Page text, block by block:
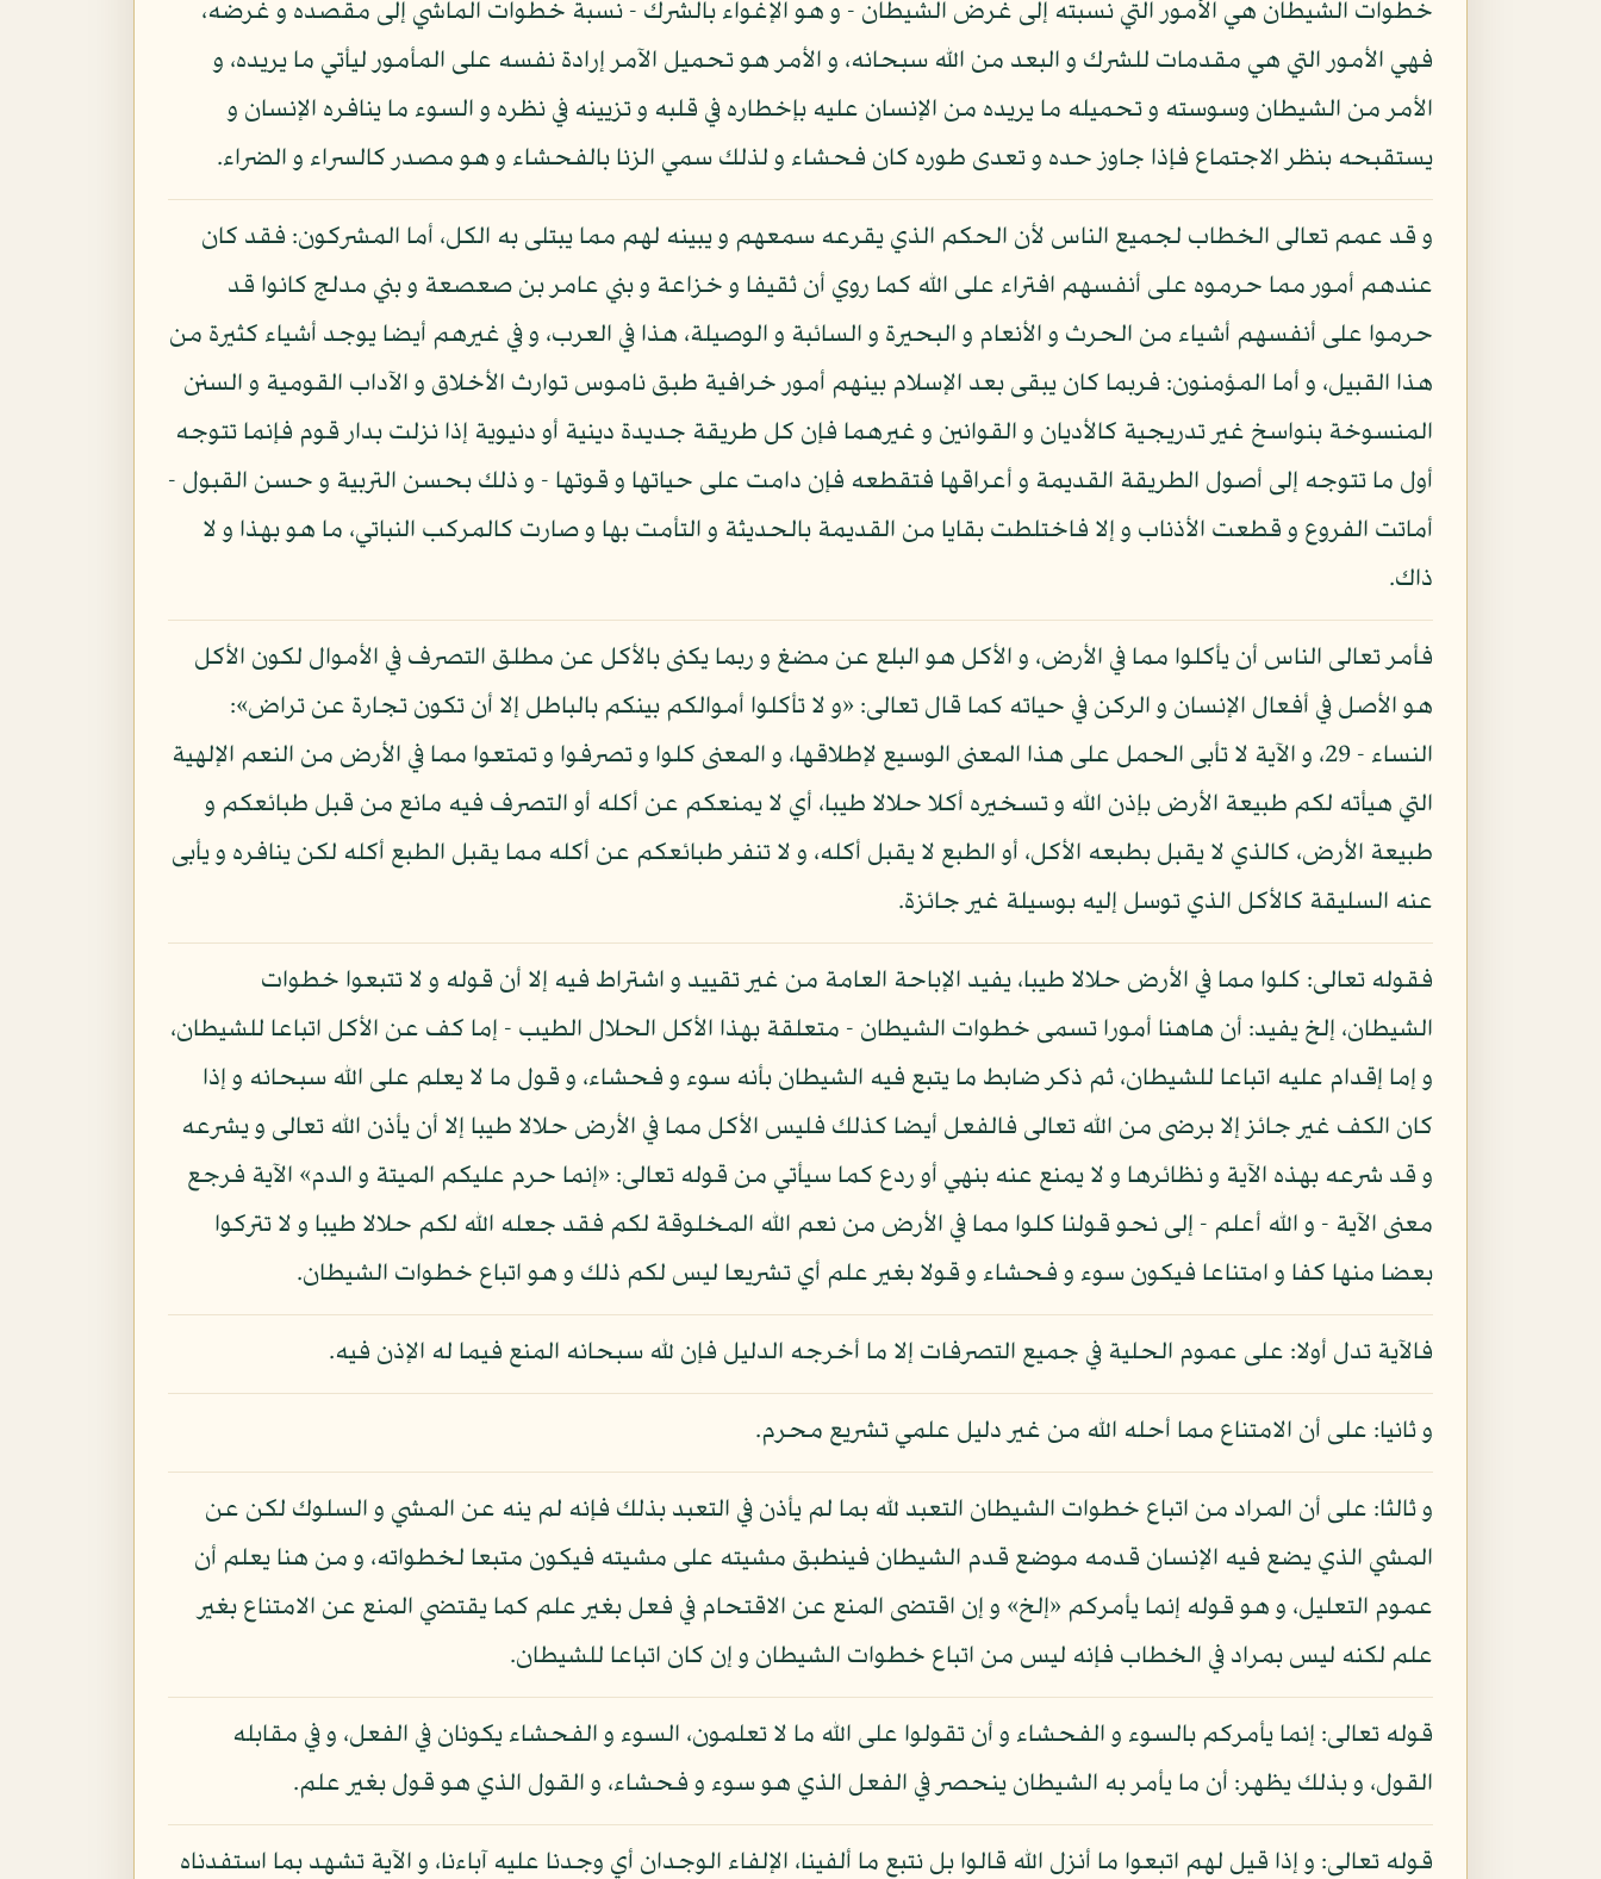
خطوات الشيطان هي الأمور التي نسبته إلى غرض الشيطان - و هو الإغواء بالشرك - نسبة خطوات الماشي إلى مقصده و غرضه،
فهي الأمور التي هي مقدمات للشرك و البعد من الله سبحانه، و الأمر هو تحميل الآمر إرادة نفسه على المأمور ليأتي ما يريده، و
الأمر من الشيطان وسوسته و تحميله ما يريده من الإنسان عليه بإخطاره في قلبه و تزيينه في نظره و السوء ما ينافره الإنسان و
يستقبحه بنظر الاجتماع فإذا جاوز حده و تعدى طوره كان فحشاء و لذلك سمي الزنا بالفحشاء و هو مصدر كالسراء و الضراء.
و قد عمم تعالى الخطاب لجميع الناس لأن الحكم الذي يقرعه سمعهم و يبينه لهم مما يبتلى به الكل، أما المشركون: فقد كان
عندهم أمور مما حرموه على أنفسهم افتراء على الله كما روي أن ثقيفا و خزاعة و بني عامر بن صعصعة و بني مدلج كانوا قد
حرموا على أنفسهم أشياء من الحرث و الأنعام و البحيرة و السائبة و الوصيلة، هذا في العرب، و في غيرهم أيضا يوجد أشياء كثيرة من
هذا القبيل، و أما المؤمنون: فربما كان يبقى بعد الإسلام بينهم أمور خرافية طبق ناموس توارث الأخلاق و الآداب القومية و السنن
المنسوخة بنواسخ غير تدريجية كالأديان و القوانين و غيرهما فإن كل طريقة جديدة دينية أو دنيوية إذا نزلت بدار قوم فإنما تتوجه
أول ما تتوجه إلى أصول الطريقة القديمة و أعراقها فتقطعه فإن دامت على حياتها و قوتها - و ذلك بحسن التربية و حسن القبول -
أماتت الفروع و قطعت الأذناب و إلا فاختلطت بقايا من القديمة بالحديثة و التأمت بها و صارت كالمركب النباتي، ما هو بهذا و لا
ذاك.
فأمر تعالى الناس أن يأكلوا مما في الأرض، و الأكل هو البلع عن مضغ و ربما يكنى بالأكل عن مطلق التصرف في الأموال لكون الأكل
هو الأصل في أفعال الإنسان و الركن في حياته كما قال تعالى: «و لا تأكلوا أموالكم بينكم بالباطل إلا أن تكون تجارة عن تراض»:
النساء - 29، و الآية لا تأبى الحمل على هذا المعنى الوسيع لإطلاقها، و المعنى كلوا و تصرفوا و تمتعوا مما في الأرض من النعم الإلهية
التي هيأته لكم طبيعة الأرض بإذن الله و تسخيره أكلا حلالا طيبا، أي لا يمنعكم عن أكله أو التصرف فيه مانع من قبل طبائعكم و
طبيعة الأرض، كالذي لا يقبل بطبعه الأكل، أو الطبع لا يقبل أكله، و لا تنفر طبائعكم عن أكله مما يقبل الطبع أكله لكن ينافره و يأبى
عنه السليقة كالأكل الذي توسل إليه بوسيلة غير جائزة.
فقوله تعالى: كلوا مما في الأرض حلالا طيبا، يفيد الإباحة العامة من غير تقييد و اشتراط فيه إلا أن قوله و لا تتبعوا خطوات
الشيطان، إلخ يفيد: أن هاهنا أمورا تسمى خطوات الشيطان - متعلقة بهذا الأكل الحلال الطيب - إما كف عن الأكل اتباعا للشيطان،
و إما إقدام عليه اتباعا للشيطان، ثم ذكر ضابط ما يتبع فيه الشيطان بأنه سوء و فحشاء، و قول ما لا يعلم على الله سبحانه و إذا
كان الكف غير جائز إلا برضى من الله تعالى فالفعل أيضا كذلك فليس الأكل مما في الأرض حلالا طيبا إلا أن يأذن الله تعالى و يشرعه
و قد شرعه بهذه الآية و نظائرها و لا يمنع عنه بنهي أو ردع كما سيأتي من قوله تعالى: «إنما حرم عليكم الميتة و الدم» الآية فرجع
معنى الآية - و الله أعلم - إلى نحو قولنا كلوا مما في الأرض من نعم الله المخلوقة لكم فقد جعله الله لكم حلالا طيبا و لا تتركوا
بعضا منها كفا و امتناعا فيكون سوء و فحشاء و قولا بغير علم أي تشريعا ليس لكم ذلك و هو اتباع خطوات الشيطان.
فالآية تدل أولا: على عموم الحلية في جميع التصرفات إلا ما أخرجه الدليل فإن لله سبحانه المنع فيما له الإذن فيه.
و ثانيا: على أن الامتناع مما أحله الله من غير دليل علمي تشريع محرم.
و ثالثا: على أن المراد من اتباع خطوات الشيطان التعبد لله بما لم يأذن في التعبد بذلك فإنه لم ينه عن المشي و السلوك لكن عن
المشي الذي يضع فيه الإنسان قدمه موضع قدم الشيطان فينطبق مشيته على مشيته فيكون متبعا لخطواته، و من هنا يعلم أن
عموم التعليل، و هو قوله إنما يأمركم «إلخ» و إن اقتضى المنع عن الاقتحام في فعل بغير علم كما يقتضي المنع عن الامتناع بغير
علم لكنه ليس بمراد في الخطاب فإنه ليس من اتباع خطوات الشيطان و إن كان اتباعا للشيطان.
قوله تعالى: إنما يأمركم بالسوء و الفحشاء و أن تقولوا على الله ما لا تعلمون، السوء و الفحشاء يكونان في الفعل، و في مقابله
القول، و بذلك يظهر: أن ما يأمر به الشيطان ينحصر في الفعل الذي هو سوء و فحشاء، و القول الذي هو قول بغير علم.
قوله تعالى: و إذا قيل لهم اتبعوا ما أنزل الله قالوا بل نتبع ما ألفينا، الإلفاء الوجدان أي وجدنا عليه آباءنا، و الآية تشهد بما استفدناه